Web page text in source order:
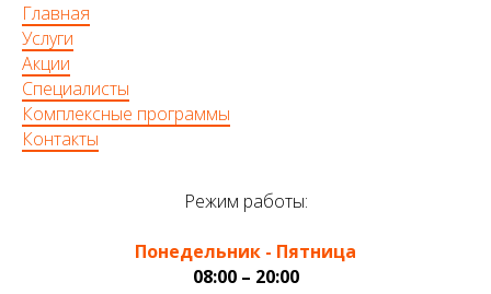
Главная
Услуги
Акции
Специалисты
Комплексные программы
Контакты
Режим работы:
Понедельник - Пятница
08:00 – 20:00